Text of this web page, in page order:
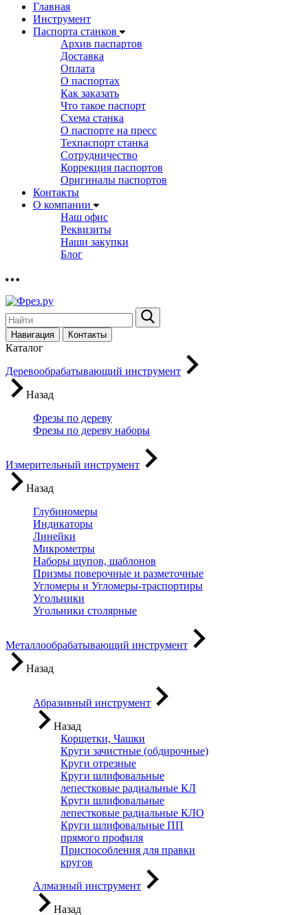
Главная
Инструмент
Паспорта станков
Архив паспартов
Доставка
Оплата
О паспортах
Как заказать
Что такое паспорт
Схема станка
О паспорте на пресс
Техпаспорт станка
Сотрудничество
Коррекция паспортов
Оригиналы паспортов
Контакты
О компании
Наш офис
Реквизиты
Наши закупки
Блог
Навигация Контакты
Каталог
Деревообрабатывающий инструмент
Назад
Фрезы по дереву
Фрезы по дереву наборы
Измерительный инструмент
Назад
Глубиномеры
Индикаторы
Линейки
Микрометры
Наборы щупов, шаблонов
Призмы поверочные и разметочные
Угломеры и Угломеры-траспортиры
Угольники
Угольники столярные
Металлообрабатывающий инструмент
Назад
Абразивный инструмент
Назад
Корщетки, Чашки
Круги зачистные (обдирочные)
Круги отрезные
Круги шлифовальные
лепестковые радиальные КЛ
Круги шлифовальные
лепестковые радиальные КЛО
Круги шлифовальные ПП
прямого профиля
Приспособления для правки
кругов
Алмазный инструмент
Назад